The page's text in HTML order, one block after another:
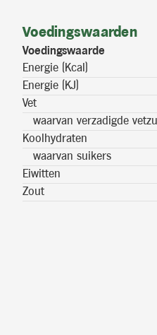
Voedingswaarden
Voedingswaarde
Energie (Kcal)
Energie (KJ)
Vet
waarvan verzadigde
Koolhydraten
waarvan suikers
Eiwitten
Zout